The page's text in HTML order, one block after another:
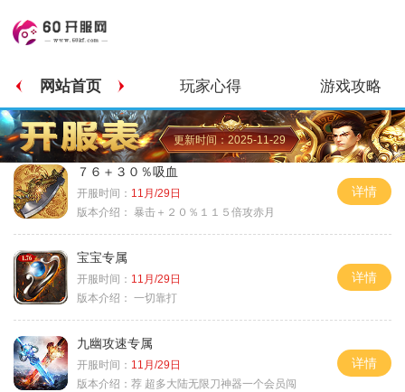
网站首页 玩家心得 游戏攻略
更新时间：2025-11-29
７６＋３０％吸血
开服时间： 11月/29日
版本介绍： 暴击＋２０％１１５倍攻赤月
详情
宝宝专属
开服时间： 11月/29日
版本介绍： 一切靠打
详情
九幽攻速专属
开服时间： 11月/29日
版本介绍： 荐 超多大陆无限刀神器一个会员闯
详情